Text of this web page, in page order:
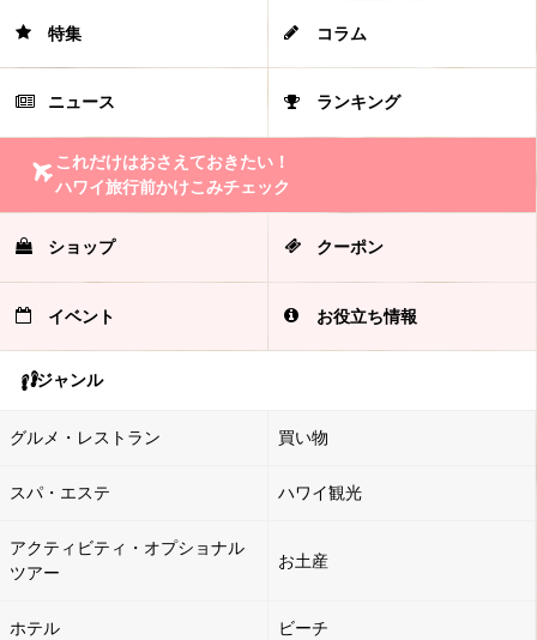
特集 コラム
ニュース ランキング
これだけはおさえておきたい！
ハワイ旅行前かけこみチェック
ショップ クーポン
イベント お役立ち情報
ジャンル
グルメ・レストラン 買い物
スパ・エステ ハワイ観光
アクティビティ・オプショナル
ツアー
お土産
ホテル ビーチ